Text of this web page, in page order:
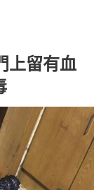
上留有血